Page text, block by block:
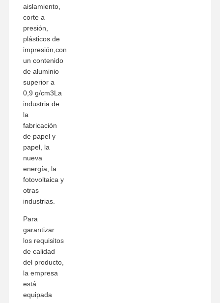
aislamiento,
corte a
presión,
plásticos de
impresión,con
un contenido
de aluminio
superior a
0,9 g/cm3La
industria de
la
fabricación
de papel y
papel, la
nueva
energía, la
fotovoltaica y
otras
industrias.
Para
garantizar
los requisitos
de calidad
del producto,
la empresa
está
equipada